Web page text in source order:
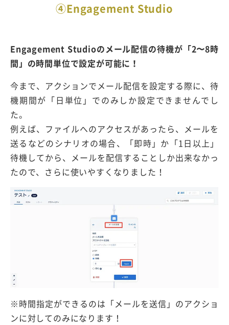
④Engagement Studio
Engagement Studioのメール配信の待機が「2〜8時
間」の時間単位で設定が可能に！
今まで、アクションでメール配信を設定する際に、待
機期間が「日単位」でのみしか設定できませんでし
た。
例えば、ファイルへのアクセスがあったら、メールを
送るなどのシナリオの場合、「即時」か「1日以上」
待機してから、メールを配信することしか出来なかっ
たので、さらに使いやすくなりました！
※時間指定ができるのは「メールを送信」のアクショ
ンに対してのみになります！